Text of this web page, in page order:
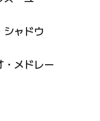
シャドウ
・メドレー